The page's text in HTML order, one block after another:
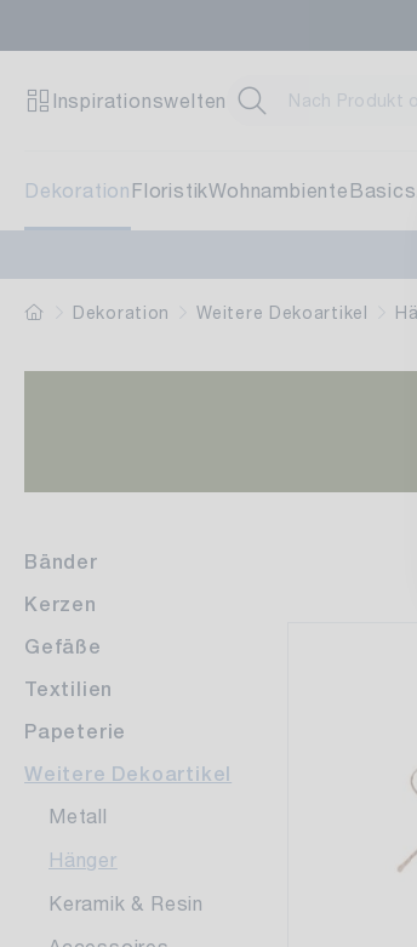
Inspirationswelten
Dekoration FloristikWohnambiente Basics
Dekoration Weitere Dekoartikel
Bänder
Kerzen
Gefäße
Textilien
Papeterie
Weitere Dekoartikel
Metall
Hänger
Keramik & Resin